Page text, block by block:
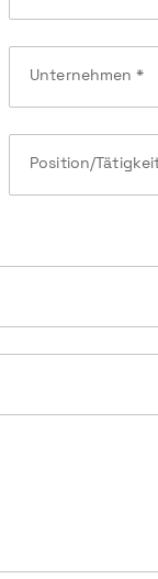
Unternehmen *
Position/